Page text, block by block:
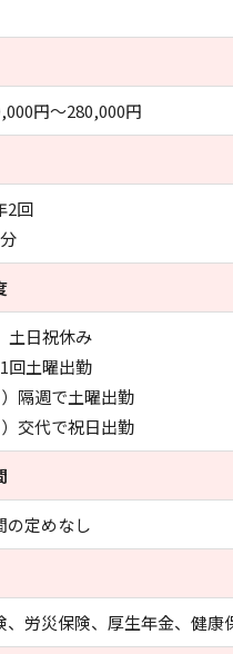
円～280,000円
2回
土日祝休み
回土曜出勤
隔週で土曜出勤
交代で祝日出勤
の定めなし
、労災保険、厚生年金、健康